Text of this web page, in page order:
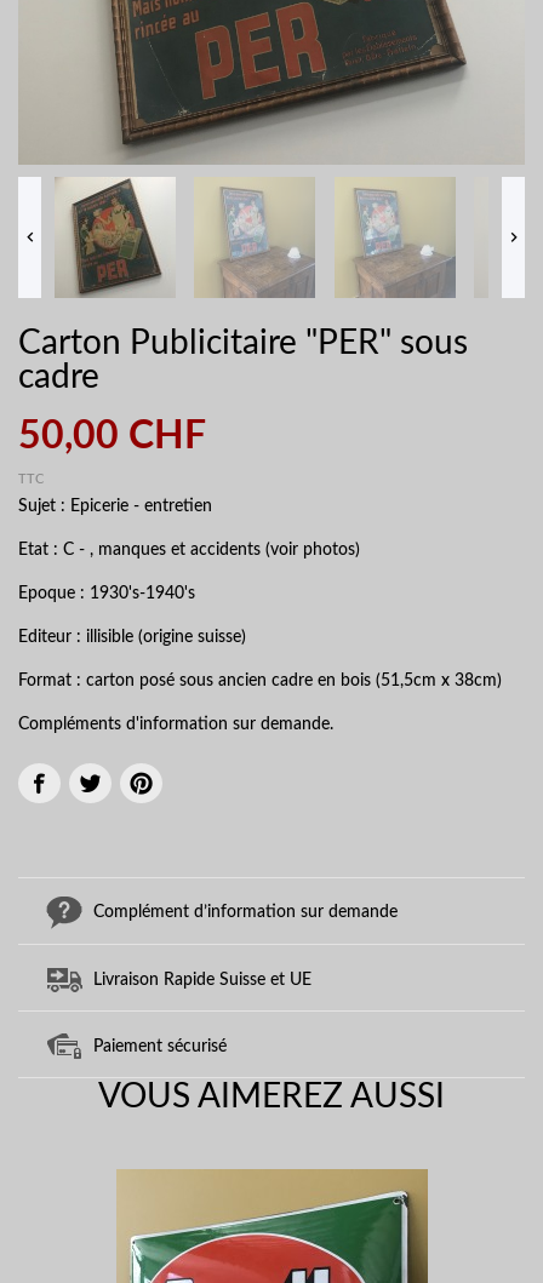
 
Carton Publicitaire "PER" sous
cadre
50,00 CHF
TTC
Sujet : Epicerie - entretien
Etat : C - , manques et accidents (voir photos)
Epoque : 1930's-1940's
Editeur : illisible (origine suisse)
Format : carton posé sous ancien cadre en bois (51,5cm x 38cm)
Compléments d'information sur demande.
Complément d’information sur demande
Livraison Rapide Suisse et UE
Paiement sécurisé
VOUS AIMEREZ AUSSI